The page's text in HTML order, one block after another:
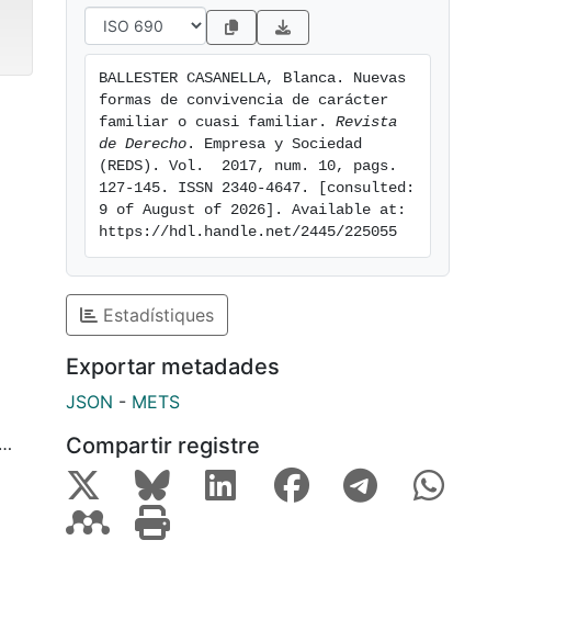
BALLESTER CASANELLA, Blanca. Nuevas
formas de convivencia de carácter
familiar o cuasi familiar. Revista
de Derecho . Empresa y Sociedad
(REDS). Vol.  2017, num. 10, pags.
127-145. ISSN 2340-4647. [consulted:
9 of August of 2026]. Available at:
https://hdl.handle.net/2445/225055
Estadístiques
Exportar metadades
JSON - METS
Compartir registre